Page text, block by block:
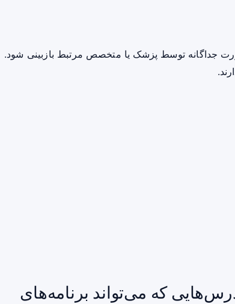
جداگانه توسط پزشک یا متخصص مرتبط بازبینی شود.
درس‌هایی که می‌تواند برنامه‌های